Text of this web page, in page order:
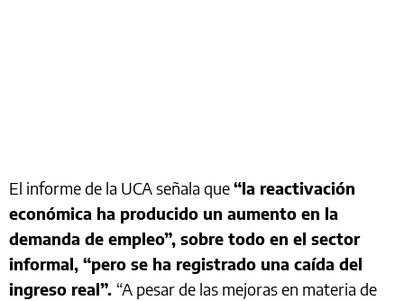
El informe de la UCA señala que“la reactivación
económica ha producido un aumento en la
demanda de empleo”, sobre todo en el sector
informal, “pero se ha registrado una caída del
ingreso real”. “A pesar de las mejoras en materia de